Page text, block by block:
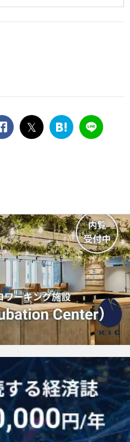
facebook
twitter
は
ー
ク
LINE